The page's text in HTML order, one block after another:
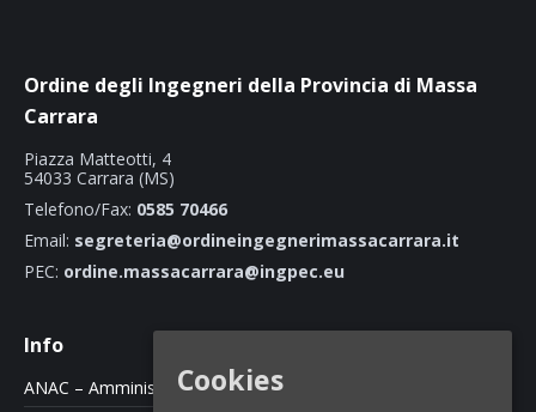
Ordine degli Ingegneri della Provincia di Massa
Carrara
Piazza Matteotti, 4
54033 Carrara (MS)
Telefono/Fax: 0585 70466
Email: segreteria@ordineingegnerimassacarrara.it
PEC: ordine.massacarrara@ingpec.eu
Info
ANAC – Amministrazione Trasparente
Cookies